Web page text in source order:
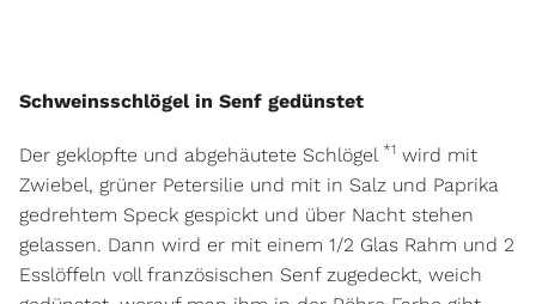
Schweinsschlögel in Senf gedünstet
Der geklopfte und abgehäutete Schlögel*1 wird mit
Zwiebel, grüner Petersilie und mit in Salz und Paprika
gedrehtem Speck gespickt und über Nacht stehen
gelassen. Dann wird er mit einem 1/2 Glas Rahm und 2
Esslöffeln voll französischen Senf zugedeckt, weich